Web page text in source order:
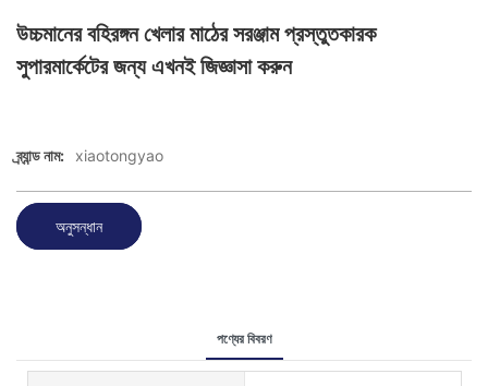
উচ্চমানের বহিরঙ্গন খেলার মাঠের সরঞ্জাম প্রস্তুতকারক
সুপারমার্কেটের জন্য এখনই জিজ্ঞাসা করুন
ব্র্যান্ড নাম: xiaotongyao
অনুসন্ধান
পণ্যের বিবরণ